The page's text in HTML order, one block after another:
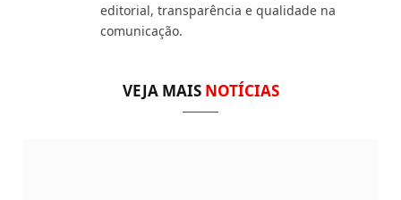
editorial, transparência e qualidade na
comunicação.
VEJA MAIS NOTÍCIAS